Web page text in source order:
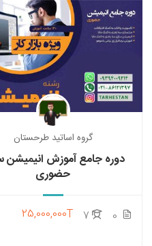
گروه اساتید طرحستان
دوره جامع آموزش انیمیشن
حضوری
0
7
25,000,000T